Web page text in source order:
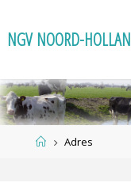
naar
deNGV NOORD-HOLLAN
HomeAdres